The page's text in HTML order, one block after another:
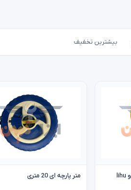
بیشترین تخفیف
متر پارچه ای 20 متری